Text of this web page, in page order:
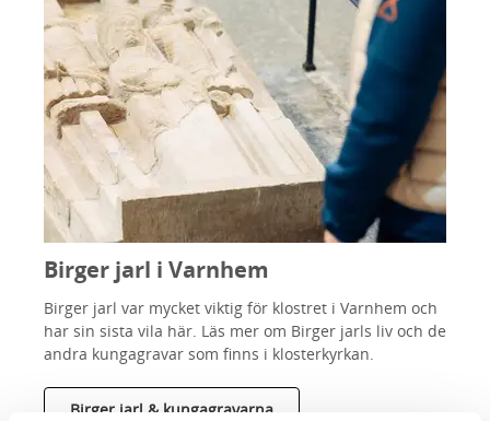
Birger jarl i Varnhem
Birger jarl var mycket viktig för klostret i Varnhem och
har sin sista vila här. Läs mer om Birger jarls liv och de
andra kungagravar som finns i klosterkyrkan.
Birger jarl & kungagravarna